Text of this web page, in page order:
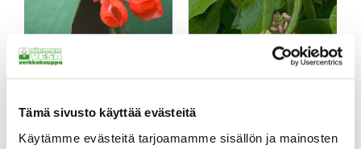
Tämä sivusto käyttää evästeitä
Käytämme evästeitä tarjoamamme sisällön ja mainosten
Ruusupapu punainen
4,50€ – 16,50€Hintaluokka:
4,50 €
Sisältää
arvonlisäveron
Ruusupapu sunset
4,00
4,00 €
arvonlisäveron